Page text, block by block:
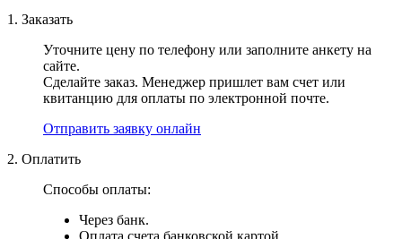
1. Заказать
Уточните цену по телефону или заполните анкету на
сайте.
Сделайте заказ. Менеджер пришлет вам счет или
квитанцию для оплаты по электронной почте.
Отправить заявку онлайн
2. Оплатить
Способы оплаты:
Через банк.
Оплата счета банковской картой.